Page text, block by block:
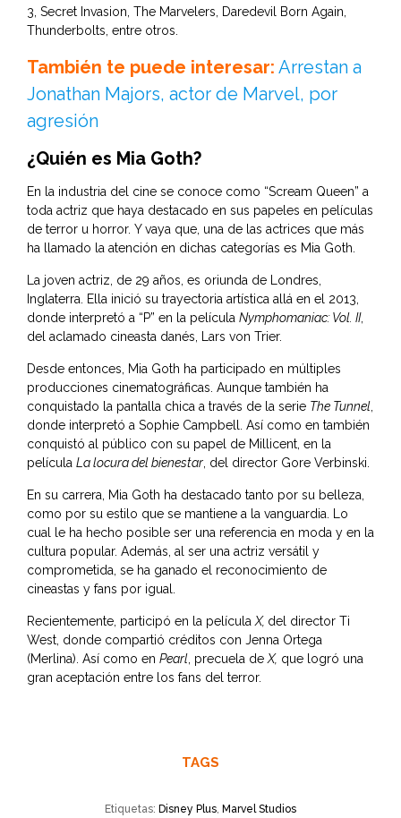
3, Secret Invasion, The Marvelers, Daredevil Born Again,
Thunderbolts, entre otros.
También te puede interesar: Arrestan a
Jonathan Majors, actor de Marvel, por
agresión
¿Quién es Mia Goth?
En la industria del cine se conoce como “Scream Queen” a
toda actriz que haya destacado en sus papeles en películas
de terror u horror. Y vaya que, una de las actrices que más
ha llamado la atención en dichas categorías es Mia Goth.
La joven actriz, de 29 años, es oriunda de Londres,
Inglaterra. Ella inició su trayectoria artística allá en el 2013,
donde interpretó a “P” en la película Nymphomaniac: Vol. II,
del aclamado cineasta danés, Lars von Trier.
Desde entonces, Mia Goth ha participado en múltiples
producciones cinematográficas. Aunque también ha
conquistado la pantalla chica a través de la serie The Tunnel,
donde interpretó a Sophie Campbell. Así como en también
conquistó al público con su papel de Millicent, en la
película La locura del bienestar, del director Gore Verbinski.
En su carrera, Mia Goth ha destacado tanto por su belleza,
como por su estilo que se mantiene a la vanguardia. Lo
cual le ha hecho posible ser una referencia en moda y en la
cultura popular. Además, al ser una actriz versátil y
comprometida, se ha ganado el reconocimiento de
cineastas y fans por igual.
Recientemente, participó en la películaX, del director Ti
West, donde compartió créditos con Jenna Ortega
(Merlina). Así como en Pearl, precuela deX, que logró una
gran aceptación entre los fans del terror.
TAGS
Etiquetas: Disney Plus, Marvel Studios